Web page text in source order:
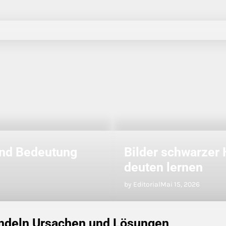
Bedeutung
Bilder schwarzer
deuten lernen
by Editorial Mai 15, 2026